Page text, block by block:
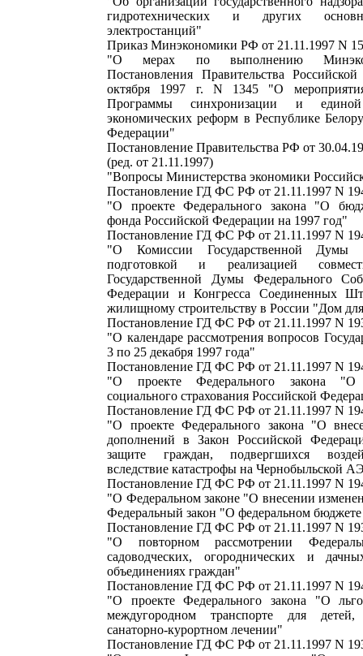
гидротехнических и других
электростанций"
Приказ Минэкономики РФ от 21.11.1997 N
"О мерах по выполнению
Постановления Правительства
октября 1997 г. N 1345 "О
Программы синхронизации и единой
экономических реформ в Республике
Федерации"
Постановление Правительства РФ от
(ред. от 21.11.1997)
"Вопросы Министерства экономики
Постановление ГД ФС РФ от 21.11.1997 N
"О проекте Федерального закона "О
фонда Российской Федерации на 1997 год"
Постановление ГД ФС РФ от 21.11.1997 N
"О Комиссии Государственной Думы
подготовкой и реализацией
Государственной Думы Федерального
Федерации и Конгресса Соединенных
жилищному строительству в России "Дом
Постановление ГД ФС РФ от 21.11.1997 N
"О календаре рассмотрения вопросов
3 по 25 декабря 1997 года"
Постановление ГД ФС РФ от 21.11.1997 N
"О проекте Федерального закона
социального страхования Российской
Постановление ГД ФС РФ от 21.11.1997 N
"О проекте Федерального закона "О
дополнений в Закон Российской
защите граждан, подвергшихся
вследствие катастрофы на Чернобыльской
Постановление ГД ФС РФ от 21.11.1997 N
"О Федеральном законе "О внесении
Федеральный закон "О федеральном
Постановление ГД ФС РФ от 21.11.1997 N
"О повторном рассмотрении
садоводческих, огороднических и
объединениях граждан"
Постановление ГД ФС РФ от 21.11.1997 N
"О проекте Федерального закона "О
междугородном транспорте для
санаторно-курортном лечении"
Постановление ГД ФС РФ от 21.11.1997 N